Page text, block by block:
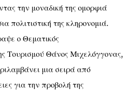
την μοναδική της ομορφιά
πολιτιστική της κληρονομιά.
ο Θεματικός
Τουρισμού Θάνος Μιχελόγγονας,
μια σειρά από
για την προβολή της